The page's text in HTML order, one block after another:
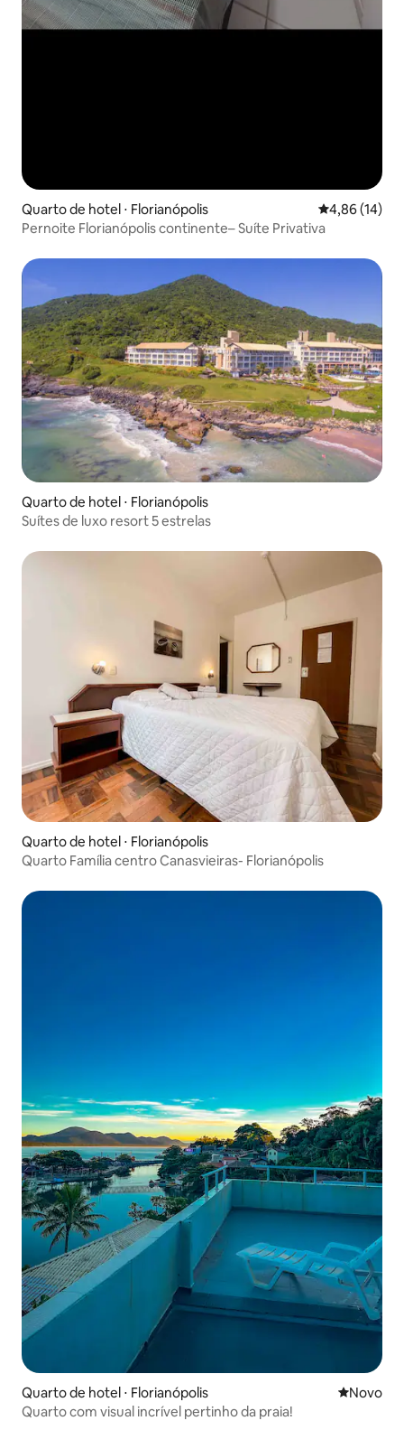
Quarto de hotel ⋅ Florianópolis 4,86 de uma
4,86 (14)
Pernoite Florianópolis continente– Suíte Privativa
Quarto de hotel ⋅ Florianópolis
Suítes de luxo resort 5 estrelas
Quarto de hotel ⋅ Florianópolis
Quarto Família centro Canasvieiras- Florianópolis
Quarto de hotel ⋅ Florianópolis Novo
Novo
Quarto com visual incrível pertinho da praia!